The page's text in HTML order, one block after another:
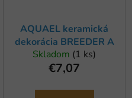
AQUAEL keramická
dekorácia BREEDER A
Skladom (1 ks)
€7,07